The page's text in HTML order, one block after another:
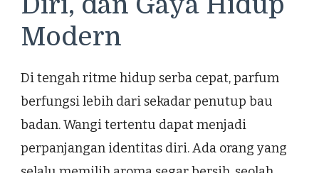
Modern
Di tengah ritme hidup serba cepat, parfum
berfungsi lebih dari sekadar penutup bau
badan. Wangi tertentu dapat menjadi
perpanjangan identitas diri. Ada orang yang